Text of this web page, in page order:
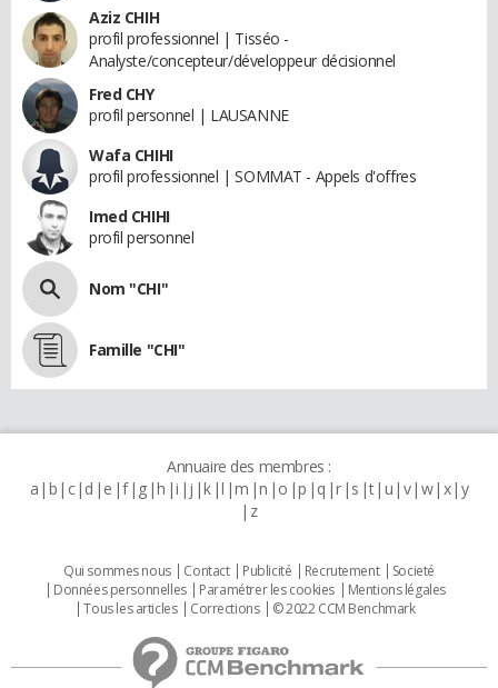
Aziz CHIH
profil professionnel | Tisséo -
Analyste/concepteur/développeur décisionnel
Fred CHY
profil personnel | LAUSANNE
Wafa CHIHI
profil professionnel | SOMMAT - Appels d'offres
Imed CHIHI
profil personnel
Nom "CHI"
Famille "CHI"
Annuaire des membres :
a b c d e f g h i j k l m n o p q r s t u v w x y
z
Qui sommes nous Contact Publicité Recrutement
Societé
Données personnelles
Paramétrer les cookies
Mentions légales
Tous les articles
Corrections © 2022 CCM Benchmark